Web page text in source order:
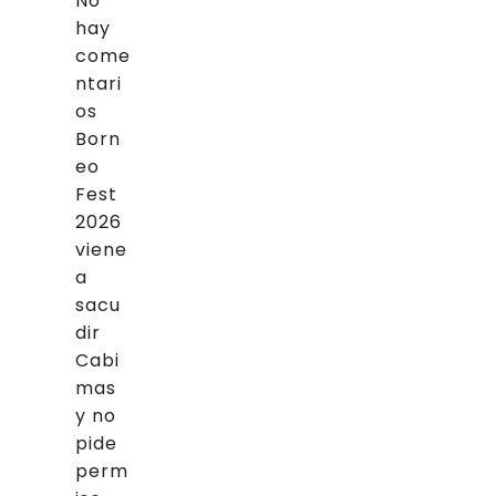
hay
come
ntari
os
Born
eo
Fest
2026
viene
a
sacu
dir
Cabi
mas
y no
pide
perm